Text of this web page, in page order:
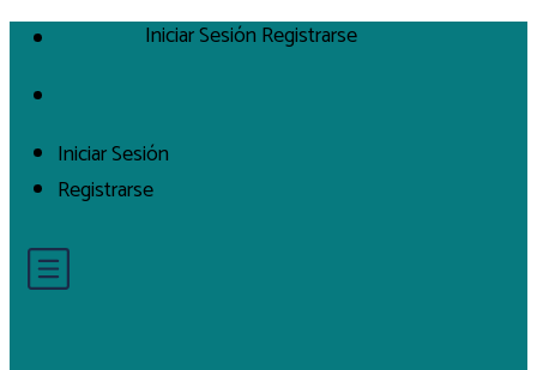
Iniciar Sesión
Registrarse
Iniciar Sesión Registrarse